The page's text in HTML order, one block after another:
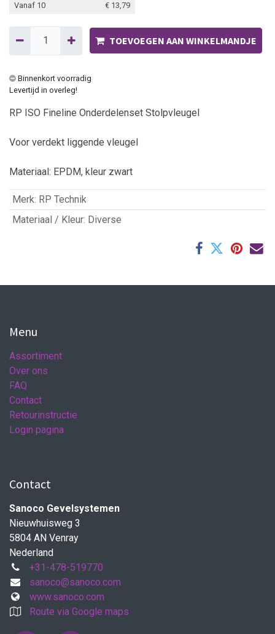
Vanaf 10
€ 13,79
TOEVOEGEN AAN WINKELMANDJE
Binnenkort voorradig
Levertijd in overleg!
RP ISO Fineline Onderdelenset Stolpvleugel
Voor verdekt liggende vleugel
Materiaal: EPDM, kleur zwart
Merk: RP Technik
Materiaal / Kleur: Diverse
Menu
Assortiment
Over ons
FAQ
Contact
Retourinstructie
Login pagina
Contact
Sanoco Gevelsystemen
Nieuwhuisweg 3
5804 AN Venray
Nederland
+31-478-519770
sanoco@sanoco.com
www.sanoco.com
Route via Google maps